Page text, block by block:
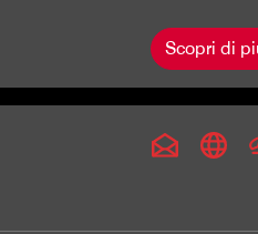
Scopri di